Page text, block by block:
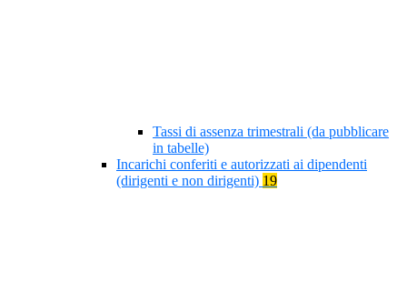
Tassi di assenza trimestrali (da pubblicare
in tabelle)
Incarichi conferiti e autorizzati ai dipendenti
(dirigenti e non dirigenti) 19